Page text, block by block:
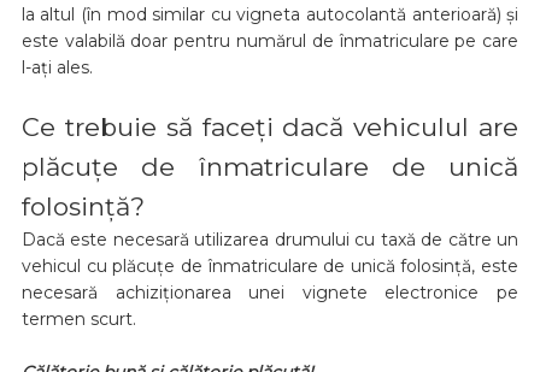
la altul (în mod similar cu vigneta autocolantă anterioară) și
este valabilă doar pentru numărul de înmatriculare pe care
l-ați ales.
Ce trebuie să faceți dacă vehiculul are
plăcuțe de înmatriculare de unică
folosință?
Dacă este necesară utilizarea drumului cu taxă de către un
vehicul cu plăcuțe de înmatriculare de unică folosință, este
necesară achiziționarea unei vignete electronice pe
termen scurt.